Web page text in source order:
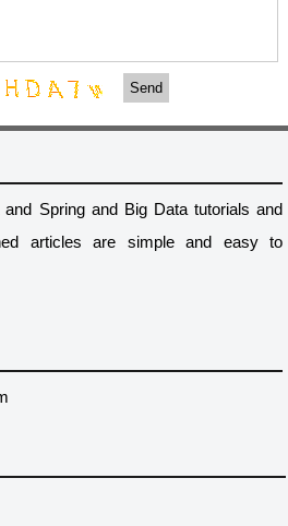
Send
Spring and Big Data tutorials and
articles are simple and easy to